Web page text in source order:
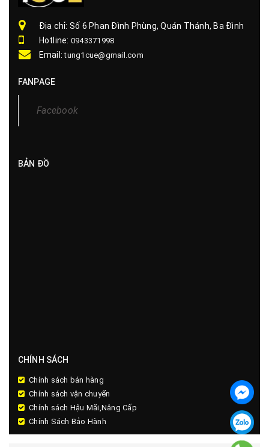
Địa chỉ: Số 6 Phan Đình Phùng, Quán Thánh, Ba Đình
Hotline: 0943371998
Email:tung1cue@gmail.com
FANPAGE
Facebook
BẢN ĐỒ
CHÍNH SÁCH
Chính sách bán hàng
Chính sách vận chuyển
Chính sách Hậu Mãi,Nâng Cấp
Chính Sách Bảo Hành